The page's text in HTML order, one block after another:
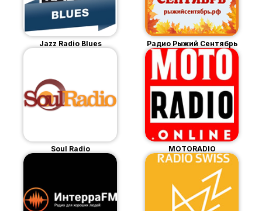
Jazz Radio Blues Радио Рыжий Сентябрь
Soul Radio MOTORADIO